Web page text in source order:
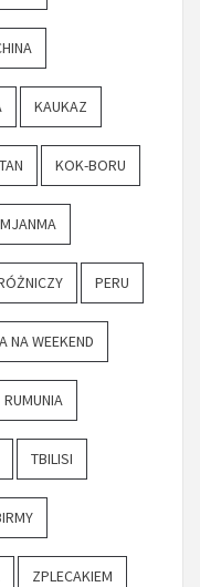
KAUKAZ
KOK-BORU
MJANMA
PERU
NA WEEKEND
RUMUNIA
TBILISI
ZPLECAKIEM